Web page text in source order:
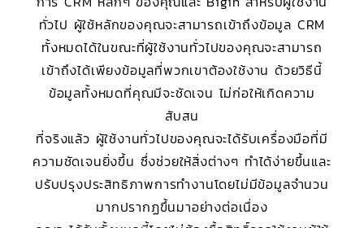
ทั่วไป ผู้ใช้หลักของคุณจะสามารถเข้าถึงข้อมูล CRM
ทั้งหมดได้ในขณะที่ผู้ใช้งานทั่วไปของคุณจะสามารถ
เข้าถึงได้เพียงข้อมูลที่พวกเขาต้องใช้งาน ด้วยวิธีนี้
ข้อมูลทั้งหมดที่คุณมีจะชัดเจน ไม่ก่อให้เกิดความ
สับสน
ที่จริงแล้ว ผู้ใช้งานทั่วไปของคุณจะได้รับเครื่องมือที่มี
ความชัดเจนยิ่งขึ้น ซึ่งช่วยให้สิ่งต่างๆ ทำได้ง่ายขึ้นและ
ปรับปรุงประสิทธิภาพการทำงานโดยไม่มีข้อมูลจำนวน
มากปรากฏขึ้นมาอย่างต่อเนื่อง